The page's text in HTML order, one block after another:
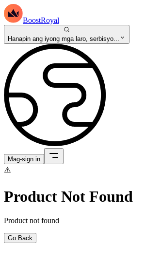
BoostRoyal
Hanapin ang iyong mga laro, serbisyo...
Mag-sign in
⚠️
Product Not Found
Product not found
Go Back